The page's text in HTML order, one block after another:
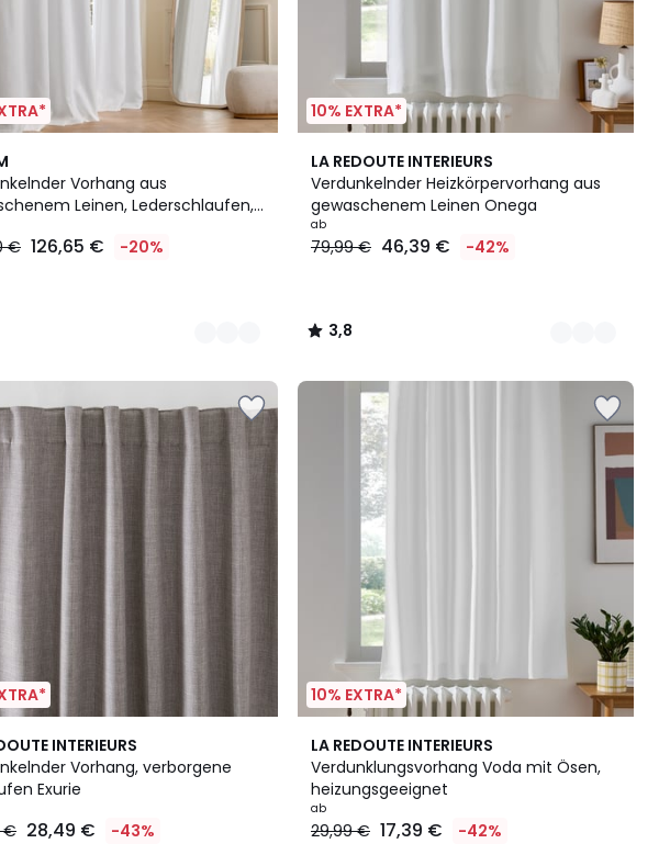
Vorhang aus
Leinen, Lederschlaufen,
€ 126,65 € -20%
10% EXTRA*
LA REDOUTE INTERIEURS
Verdunkelnder Heizkörpervorhang aus
gewaschenem Leinen Onega
ab
79,99 € 46,39 € -42%
3,8
/ 5
10
Farben
3,8
/
INTERIEURS
Vorhang, verborgene
Exurie
€ 28,49 € -43%
10% EXTRA*
LA REDOUTE INTERIEURS
Verdunklungsvorhang Voda mit Ösen,
heizungsgeeignet
ab
29,99 € 17,39 € -42%
4,1
/ 5
7
Farben